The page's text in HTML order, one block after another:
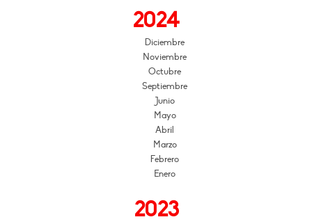
2024
Diciembre
Noviembre
Octubre
Septiembre
Junio
Mayo
Abril
Marzo
Febrero
Enero
2023